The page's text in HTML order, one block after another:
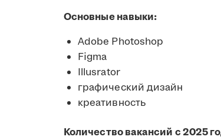
Основные навыки:
Adobe Photoshop
Figma
Illusrator
графический дизайн
креативность
Количество вакансий с 2025